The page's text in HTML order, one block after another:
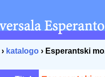
› katalogo › Esperantski